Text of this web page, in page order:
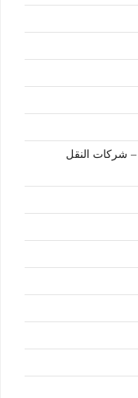
Egypt tourism transportation companies – شركات النقل